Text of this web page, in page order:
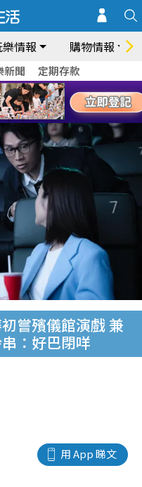
情報 購物情報
新聞 定期存款
嘗殯儀館演戲 兼
：好巴閉咩
用 App 睇文